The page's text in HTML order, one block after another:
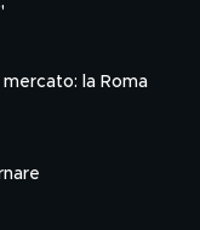
la Roma